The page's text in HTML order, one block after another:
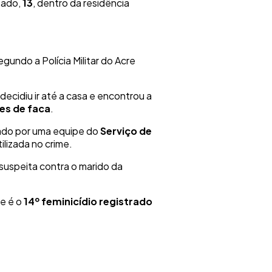
13, dentro da residência
a Polícia Militar do Acre
ir até a casa e encontrou a
de faca.
por uma equipe doServiço de
no crime.
contra o marido da
é o14º feminicídio registrado